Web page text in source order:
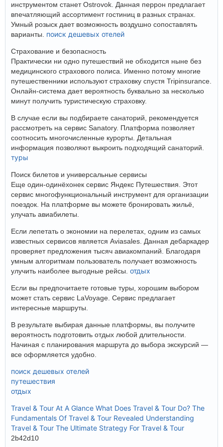
инструментом станет Ostrovok. Данная перрон предлагает
впечатляющий ассортимент гостиниц в разных странах.
Умный розыск дает возможность воздушно сопоставлять
варианты. поиск дешевых отелей
Страхование и безопасность
Практически ни одно путешествий не обходится ныне без
медицинского страхового полиса. Именно потому многие
путешественники используют страховку спустя Tripinsurance.
Онлайн-система дает вероятность буквально за несколько
минут получить туристическую страховку.
В случае если вы подбираете санаторий, рекомендуется
рассмотреть на сервис Sanatory. Платформа позволяет
соотносить многочисленные курорты. Детальная
информация позволяют выкроить подходящий санаторий.
туры
Поиск билетов и универсальные сервисы
Еще один-одинёхонек сервис Яндекс Путешествия. Этот
сервис многофункциональный инструмент для организации
поездок. На платформе вы можете бронировать жильё,
улучать авиабилеты.
Если лепетать о экономии на перелетах, одним из самых
известных сервисов является Aviasales. Данная дебаркадер
проверяет предложения тысяч авиакомпаний. Благодаря
умным алгоритмам пользователь получает возможность
улучить наиболее выгодные рейсы. отдых
Если вы предпочитаете готовые туры, хорошим выбором
может стать сервис LaVoyage. Сервис предлагает
интересные маршруты.
В результате выбирая данные платформы, вы получите
вероятность подготовить отдых любой длительности.
Начиная с планирования маршрута до выбора экскурсий —
все оформляется удобно.
поиск дешевых отелей
путешествия
отдых
Travel & Tour At A Glance What Does Travel & Tour Do? The
Fundamentals Of Travel & Tour Revealed Understanding
Travel & Tour The Ultimate Strategy For Travel & Tour
2b42d10